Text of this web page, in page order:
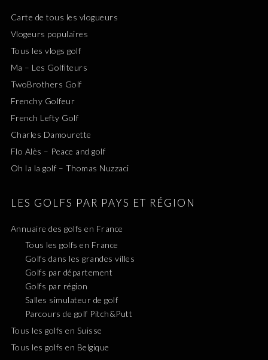
Carte de tous les vlogueurs
Vlogeurs populaires
Tous les vlogs golf
Ma – Les Golfiteurs
TwoBrothers Golf
Frenchy Golfeur
French Lefty Golf
Charles Damourette
Flo Alès – Peace and golf
Oh la la golf – Thomas Nuzzaci
LES GOLFS PAR PAYS ET RÉGION
Annuaire des golfs en France
Tous les golfs en France
Golfs dans les grandes villes
Golfs par département
Golfs par région
Salles simulateur de golf
Parcours de golf Pitch&Putt
Tous les golfs en Suisse
Tous les golfs en Belgique